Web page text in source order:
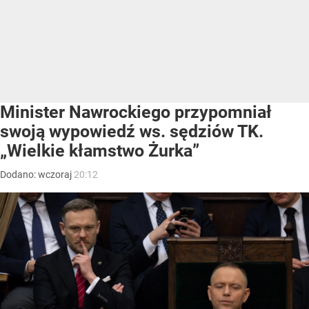
Minister Nawrockiego przypomniał
swoją wypowiedź ws. sędziów TK.
„Wielkie kłamstwo Żurka”
Dodano:wczoraj 20:12